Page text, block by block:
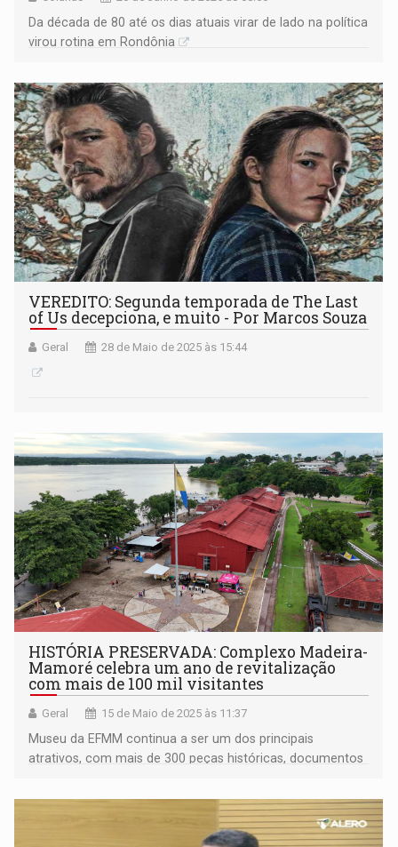
Da década de 80 até os dias atuais virar de lado na política
virou rotina em Rondônia
VEREDITO: Segunda temporada de The Last
of Us decepciona, e muito - Por Marcos Souza
Geral 28 de Maio de 2025 às 15:44
HISTÓRIA PRESERVADA: Complexo Madeira-
Mamoré celebra um ano de revitalização
com mais de 100 mil visitantes
Geral 15 de Maio de 2025 às 11:37
Museu da EFMM continua a ser um dos principais
atrativos, com mais de 300 peças históricas, documentos
ferrovia